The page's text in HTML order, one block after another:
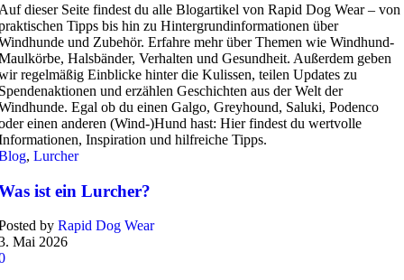
dieser Seite findest du alle Blogartikel von Rapid Dog Wear – von
Tipps bis hin zu Hintergrundinformationen über
und Zubehör. Erfahre mehr über Themen wie Windhund-
Halsbänder, Verhalten und Gesundheit. Außerdem geben
regelmäßig Einblicke hinter die Kulissen, teilen Updates zu
und erzählen Geschichten aus der Welt der
Egal ob du einen Galgo, Greyhound, Saluki, Podenco
einen anderen (Wind-)Hund hast: Hier findest du wertvolle
Inspiration und hilfreiche Tipps.
, Lurcher
ist ein Lurcher?
by Rapid Dog Wear
Mai 2026